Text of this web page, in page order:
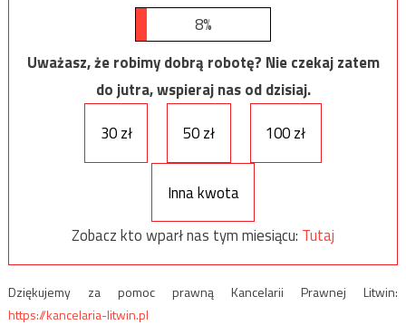
8%
Uważasz, że robimy dobrą robotę? Nie czekaj zatem
do jutra, wspieraj nas od dzisiaj.
30 zł
50 zł 100 zł
Inna kwota
Zobacz kto wparł nas tym miesiącu: Tutaj
Dziękujemy za pomoc prawną Kancelarii Prawnej Litwin:
https://kancelaria-litwin.pl